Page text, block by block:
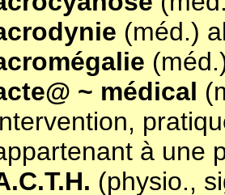
(méd.)
~ médical
à une
(physio.,